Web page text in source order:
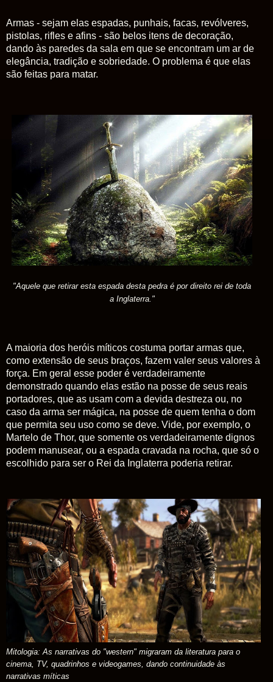
Armas - sejam elas espadas, punhais, facas, revólveres,
pistolas, rifles e afins - são belos itens de decoração,
dando às paredes da sala em que se encontram um ar de
elegância, tradição e sobriedade. O problema é que elas
são feitas para matar.
"Aquele que retirar esta espada desta pedra é por direito rei de toda
a Inglaterra."
A maioria dos heróis míticos costuma portar armas que,
como extensão de seus braços, fazem valer seus valores à
força. Em geral esse poder é verdadeiramente
demonstrado quando elas estão na posse de seus reais
portadores, que as usam com a devida destreza ou, no
caso da arma ser mágica, na posse de quem tenha o dom
que permita seu uso como se deve. Vide, por exemplo, o
Martelo de Thor, que somente os verdadeiramente dignos
podem manusear, ou a espada cravada na rocha, que só o
escolhido para ser o Rei da Inglaterra poderia retirar.
Mitologia: As narrativas do "western" migraram da literatura para o
cinema, TV, quadrinhos e videogames, dando continuidade às
narrativas míticas